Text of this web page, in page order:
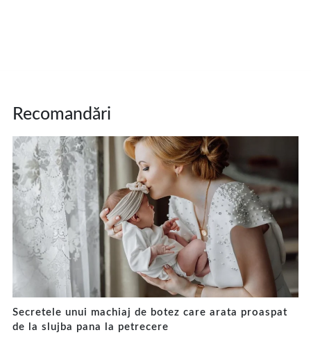
Recomandări
Secretele unui machiaj de botez care arata proaspat
de la slujba pana la petrecere